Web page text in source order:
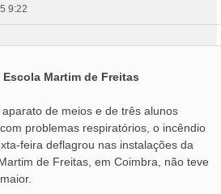
9:22
Martim de Freitas
de meios e de três alunos
problemas respiratórios, o incêndio
feira deflagrou nas instalações da
de Freitas, em Coimbra, não teve